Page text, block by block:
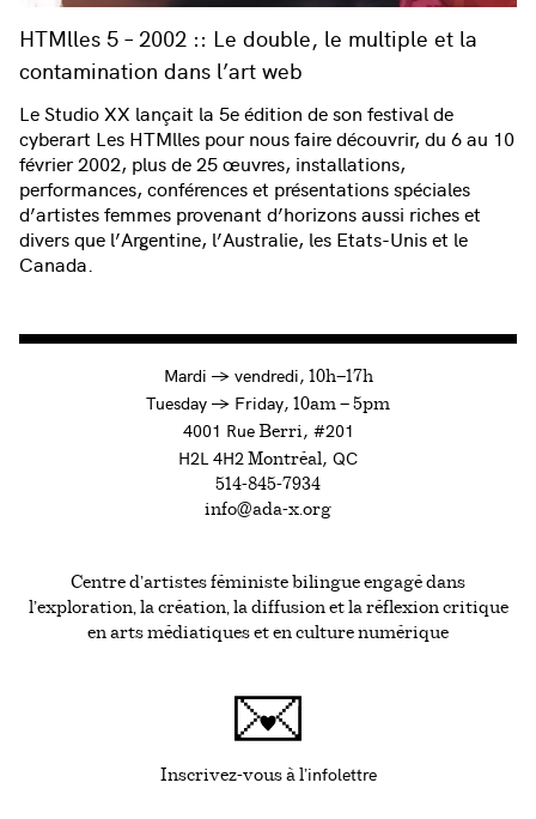
HTMlles 5 – 2002 :: Le double, le multiple et la
contamination dans l’art web
Le Studio XX lançait la 5e édition de son festival de
cyberart Les HTMlles pour nous faire découvrir, du 6 au 10
février 2002, plus de 25 œuvres, installations,
performances, conférences et présentations spéciales
d’artistes femmes provenant d’horizons aussi riches et
divers que l’Argentine, l’Australie, les Etats-Unis et le
Canada.
Mardi →à
vendredi, 10h—17h
Tuesday →toFriday, 10am — 5pm
4001 RueBerri, #201
H2L 4H2 Montréal, QC
514-845-7934
info@ada-x.org
Centre d’artistes féministe bilingue engagé dans
l’exploration, la création, la diffusion et la réflexion critique
en arts médiatiques et en culture numérique
Inscrivez-vous à l'infolettreCe lien s'ouvrira